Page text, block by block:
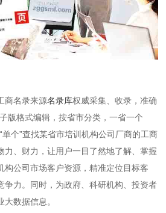
商名录来源名录库权威采集、收录，准确
版格式编辑，按省市分类，一省一个
个”查找某省市培训机构公司厂商的工商
力、财力，让用户一目了然地了解、掌握
构公司市场客户资源，精准定位目标客
争力。同时，为政府、科研机构、投资者
数据信息。